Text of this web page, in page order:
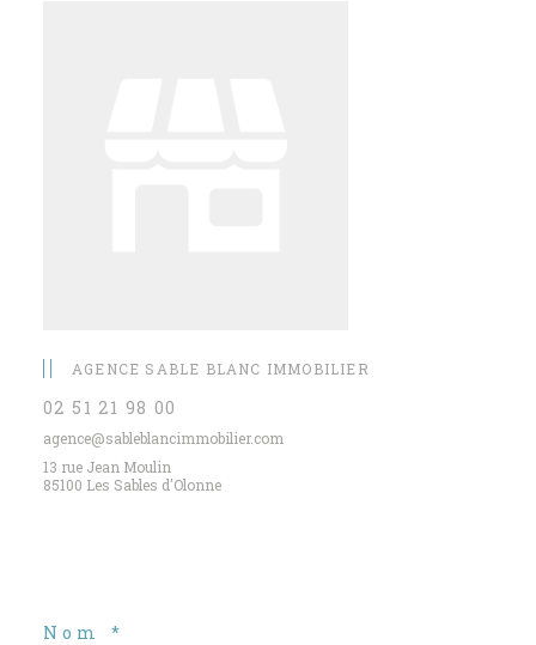
AGENCE SABLE BLANC IMMOBILIER
02 51 21 98 00
agence@sableblancimmobilier.com
13 rue Jean Moulin
85100 Les Sables d'Olonne
Nom *